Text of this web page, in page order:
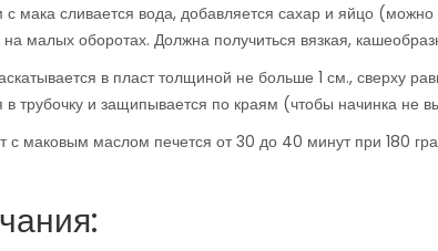
мака сливается вода, добавляется сахар и яйцо (можно
малых оборотах. Должна получиться вязкая,
в пласт толщиной не больше 1 см., сверху
в трубочку и защипывается по краям (чтобы начинка не
с маковым маслом печется от 30 до 40 минут при 180